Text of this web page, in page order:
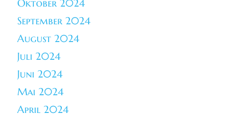
Oktober 2024
September 2024
August 2024
Juli 2024
Juni 2024
Mai 2024
April 2024